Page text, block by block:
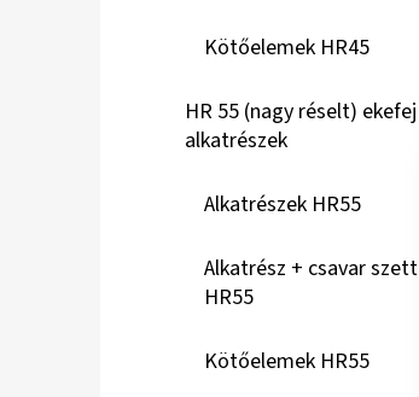
Kötőelemek HR45
HR 55 (nagy réselt) ekefej
alkatrészek
Alkatrészek HR55
Alkatrész + csavar szett
HR55
Kötőelemek HR55